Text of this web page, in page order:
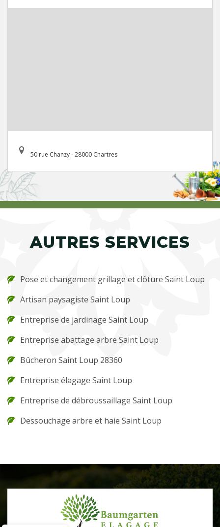
50 rue Chanzy - 28000 Chartres
AUTRES SERVICES
Pose et changement grillage et clôture Saint Loup
Artisan paysagiste Saint Loup
Entreprise de jardinage Saint Loup
Entreprise abattage arbre Saint Loup
Bûcheron Saint Loup 28360
Entreprise élagage Saint Loup
Entreprise de débroussaillage Saint Loup
Dessouchage arbre et haie Saint Loup